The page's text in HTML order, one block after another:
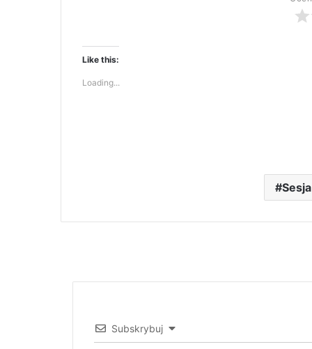
Like this:
Loading...
Subskrybuj